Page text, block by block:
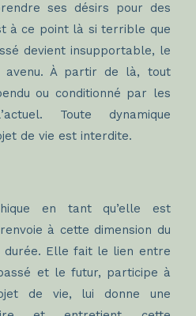
ses désirs pour des
à ce point là si terrible que
devient insupportable, le
À partir de là, tout
ou conditionné par les
Toute dynamique
de vie est interdite.
en tant qu’elle est
à cette dimension du
durée. Elle fait le lien entre
et le futur, participe à
de vie, lui donne une